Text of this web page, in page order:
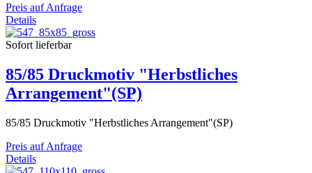
Preis auf Anfrage
Details
Sofort lieferbar
85/85 Druckmotiv "Herbstliches
Arrangement"(SP)
85/85 Druckmotiv "Herbstliches Arrangement"(SP)
Preis auf Anfrage
Details